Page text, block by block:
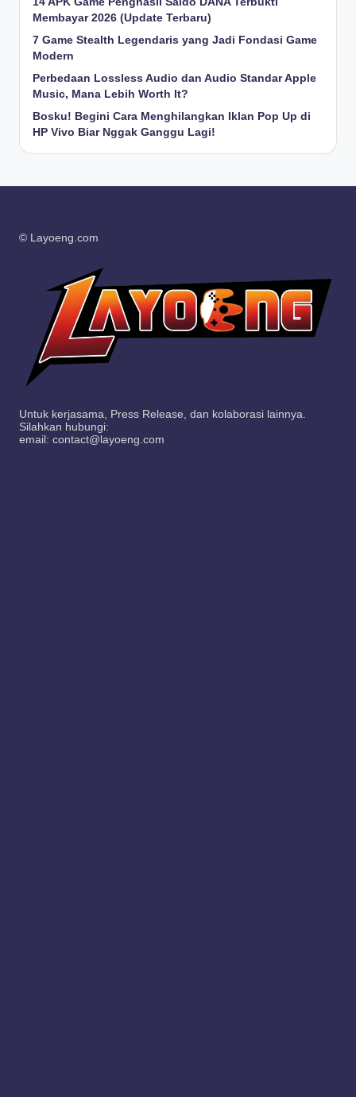
Membayar 2026 (Update Terbaru)
7 Game Stealth Legendaris yang Jadi Fondasi Game
Modern
Perbedaan Lossless Audio dan Audio Standar Apple
Music, Mana Lebih Worth It?
Bosku! Begini Cara Menghilangkan Iklan Pop Up di
HP Vivo Biar Nggak Ganggu Lagi!
© Layoeng.com
Untuk kerjasama, Press Release, dan kolaborasi lainnya.
Silahkan hubungi:
email: contact@layoeng.com